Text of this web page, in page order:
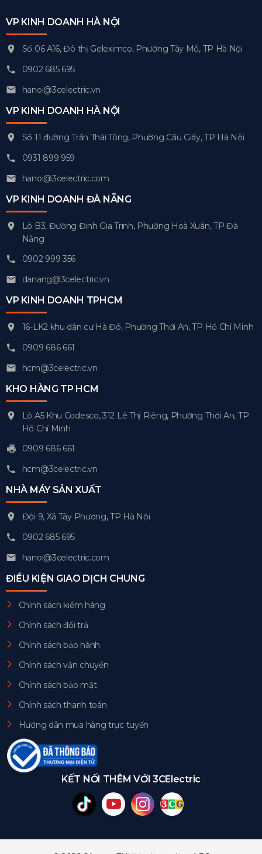
VP KINH DOANH HÀ NỘI
Số 06 A16, Đô thị Geleximco, Phường Tây Mỗ, TP Hà Nội
0902 685 695
hanoi@3celectric.vn
VP KINH DOANH HÀ NỘI
Số 11 đường Trần Thái Tông, Phường Cầu Giấy, TP Hà Nội
0931 899 959
hanoi@3celectric.com
VP KINH DOANH ĐÀ NẴNG
Lô B3, Đường Đinh Gia Trinh, Phường Hoà Xuân, TP Đà
Nẵng
0902 999 356
danang@3celectric.vn
VP KINH DOANH TPHCM
16-LK2 khu dân cư Hà Đô, Phường Thới An, TP Hồ Chí Minh
0909 686 661
hcm@3celectric.vn
KHO HÀNG TP HCM
Lô A5 Khu Codesco, 312 Lê Thị Riêng, Phường Thới An, TP
Hồ Chí Minh
0909 686 661
hcm@3celectric.vn
NHÀ MÁY SẢN XUẤT
Đội 9, Xã Tây Phương, TP Hà Nội
0902 685 695
hanoi@3celectric.com
ĐIỀU KIỆN GIAO DỊCH CHUNG
Chính sách kiểm hàng
Chính sách đổi trả
Chính sách bảo hành
Chính sách vận chuyển
Chính sách bảo mật
Chính sách thanh toán
Hướng dẫn mua hàng trực tuyến
KẾT NỐI THÊM VỚI 3CElectric